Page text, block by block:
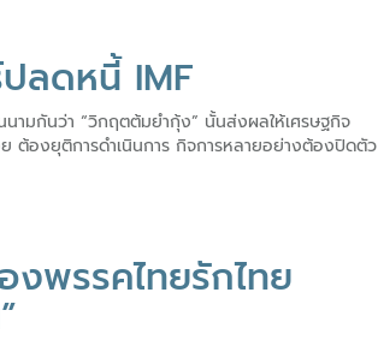
ลดหนี้ IMF
ามกันว่า “วิกฤตต้มยำกุ้ง” นั้นส่งผลให้เศรษฐกิจ
ต้องยุติการดำเนินการ กิจการหลายอย่างต้องปิดตัว
พรรคไทยรักไทย